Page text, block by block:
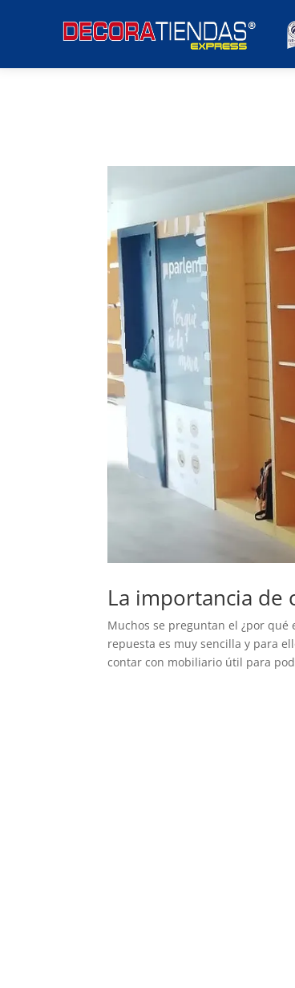
La importancia de
Muchos se preguntan el ¿por
repuesta es muy sencilla y para
contar con mobiliario útil para